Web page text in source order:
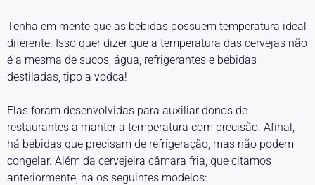
Tenha em mente que as bebidas possuem temperatura ideal
diferente. Isso quer dizer que a temperatura das cervejas não
é a mesma de sucos, água, refrigerantes e bebidas
destiladas, tipo a vodca!
Elas foram desenvolvidas para auxiliar donos de
restaurantes a manter a temperatura com precisão. Afinal,
há bebidas que precisam de refrigeração, mas não podem
congelar. Além da cervejeira câmara fria, que citamos
anteriormente, há os seguintes modelos: